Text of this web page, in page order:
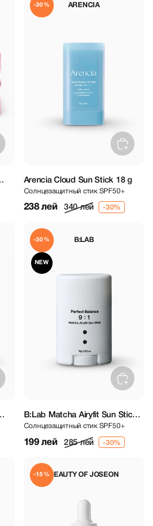
ARENCIA
-30%
Arencia Cloud Sun Stick 18 g
Солнцезащитный стик SPF50+
238 лей 340 лей
B:LAB
-30%
NEW
B:Lab Matcha Airyfit Sun Stick
15 g
Солнцезащитный стик SPF50+
199 лей 285 лей
BEAUTY OF JOSEON
-15%